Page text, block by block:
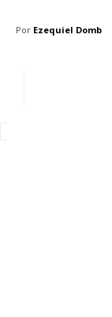
Por Ezequiel Domb